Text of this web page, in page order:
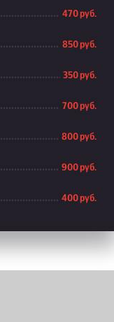
470 руб.
850 руб.
350 руб.
700 руб.
800 руб.
900 руб.
400 руб.